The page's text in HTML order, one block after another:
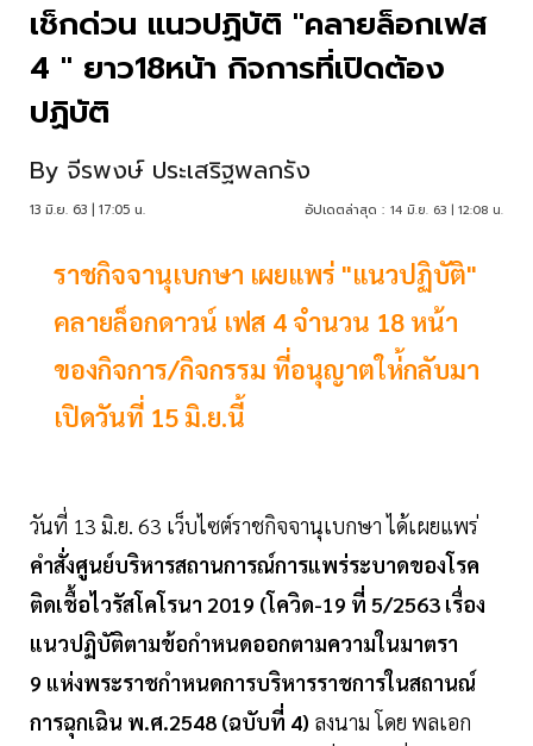
เช็กด่วน แนวปฏิบัติ "คลายล็อกเฟส
4 " ยาว18หน้า กิจการที่เปิดต้อง
ปฏิบัติ
By จีรพงษ์ ประเสริฐพลกรัง
13 มิ.ย. 63 | 17:05 น. อัปเดตล่าสุด : 14 มิ.ย. 63 | 12:08 น.
ราชกิจจานุเบกษา เผยแพร่ "แนวปฏิบัติ"
คลายล็อกดาวน์ เฟส 4 จำนวน 18 หน้า
ของกิจการ/กิจกรรม ที่อนุญาตให่้กลับมา
เปิดวันที่ 15 มิ.ย.นี้
วันที่ 13 มิ.ย. 63 เว็บไซต์ราชกิจจานุเบกษา ได้เผยแพร่
คำสั่งศูนย์บริหารสถานการณ์การแพร่ระบาดของโรค
ติดเชื้อไวรัสโคโรนา 2019 (โควิด-19 ที่ 5/2563 เรื่อง
แนวปฏิบัติตามข้อกำหนดออกตามความในมาตรา
9 แห่งพระราชกำหนดการบริหารราชการในสถานณ์
การฉุกเฉิน พ.ศ.2548 (ฉบับที่ 4) ลงนาม โดย พลเอก